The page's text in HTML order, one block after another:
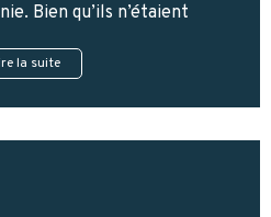
Bien qu’ils n’étaient
la suite